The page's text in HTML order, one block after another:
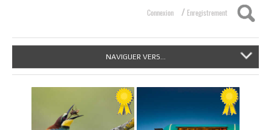
Connexion / Enregistrement
NAVIGUER VERS...